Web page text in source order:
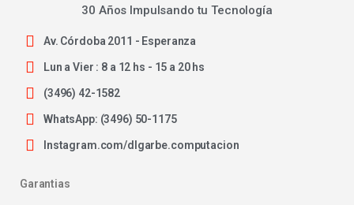
30 Años Impulsando tu Tecnología
Av. Córdoba 2011 - Esperanza
Lun a Vier : 8 a 12 hs - 15 a 20 hs
(3496) 42-1582
WhatsApp: (3496) 50-1175
Instagram.com/dlgarbe.computacion
Garantias